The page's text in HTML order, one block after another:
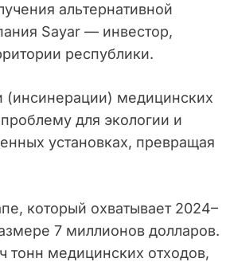
альтернативной
Sayar — инвестор,
республики.
(инсинерации) медицинских
для экологии и
установках, превращая
который охватывает 2024–
7 миллионов долларов.
тонн медицинских отходов,